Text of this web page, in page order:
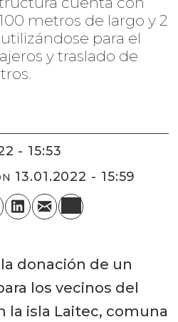
metros de largo y 2
para el
y traslado de
- 15:53
13.01.2022 - 15:59
donación de un
los vecinos del
la isla Laitec, comuna